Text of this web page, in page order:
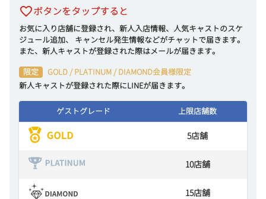
ボタンをタップすると
お気に入り店舗に登録され、新人入店情報、人気キャストのスケ
ジュール追加、 キャンセル発生情報などがチャットで届きます。
また、新人キャストが登録された際はメールが届きます。
限定
GOLD / PLATINUM / DIAMOND会員様限定
新人キャストが登録された際にLINEが届きます。
ゲストグレード 上限店舗数
5店舗
10店舗
15店舗